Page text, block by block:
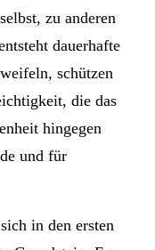
zu anderen
dauerhafte
schützen
die das
hingegen
und für
in den ersten